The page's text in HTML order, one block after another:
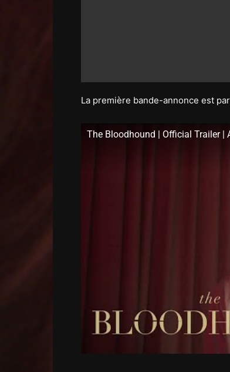
La première bande-annonce est
The Bloodhound | Official Trailer |